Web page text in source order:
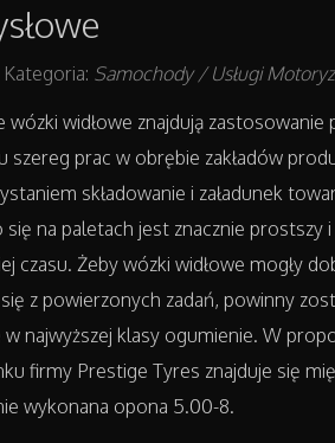
Kategoria: Samochody / Usługi
wózki widłowe znajdują zastosowanie
szereg prac w obrębie zakładów
składowanie i załadunek
się na paletach jest znacznie prostszy i
czasu. Żeby wózki widłowe mogły
z powierzonych zadań, powinny
najwyższej klasy ogumienie. W
firmy Prestige Tyres znajduje się
wykonana opona 5.00-8.